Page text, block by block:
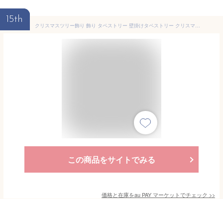
15th
クリスマスツリー飾り 飾り タペストリー 壁掛けタペストリー クリスマスツリー ドア 布製 飾り布 キレイ レッド 壁 窓 装飾品 インテリ
この商品をサイトでみる
価格と在庫をau PAY マーケットでチェック >>